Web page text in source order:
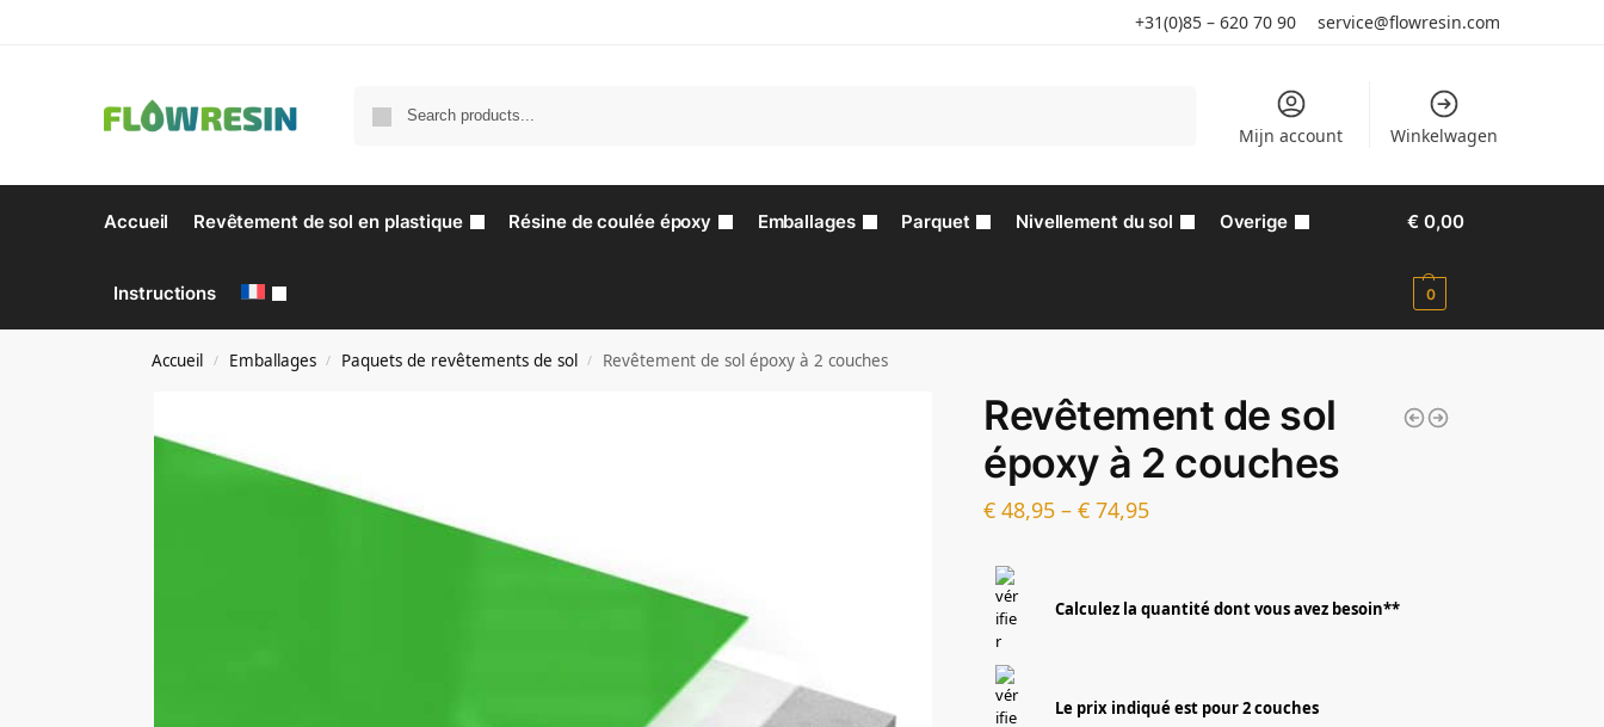
+31(0)85 – 620 70 90 service@flowresin.com
Mijn account Winkelwagen
Accueil Revêtement de sol en plastique Résine de coulée époxy Emballages Parquet Nivellement du sol Overige
Instructions
€ 0,00
0
Accueil / Emballages / Paquets de revêtements de sol / Revêtement de sol époxy à 2 couches
Revêtement de sol
époxy à 2 couches
€ 48,95 –€ 74,95
Calculez la quantité dont vous avez besoin**
Le prix indiqué est pour 2 couches